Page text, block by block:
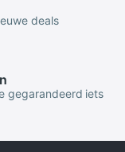
deals
gegarandeerd iets